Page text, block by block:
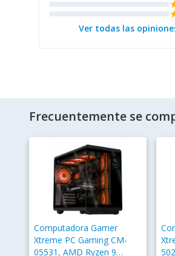
Ver todas las
Frecuentemente se
Computadora Gamer
Xtreme PC Gaming CM-
05531, AMD Ryzen 9